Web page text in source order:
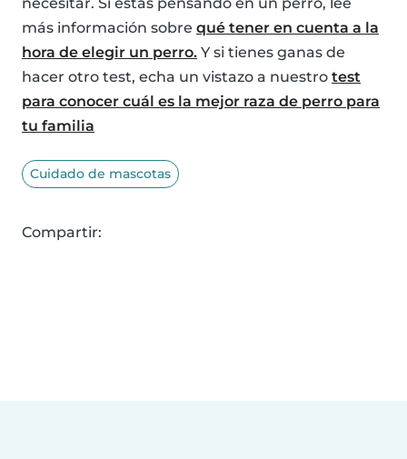
más información sobre qué tener en cuenta a la
hora de elegir un perro. Y si tienes ganas de
hacer otro test, echa un vistazo a nuestro test
para conocer cuál es la mejor raza de perro para
tu familia
Cuidado de mascotas
Compartir: